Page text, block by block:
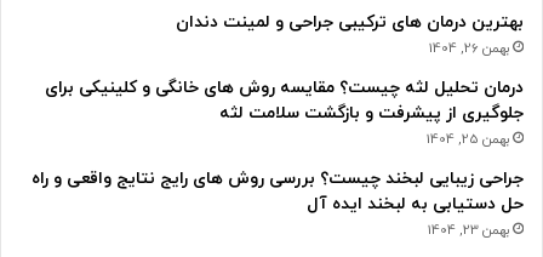
بهترین درمان های ترکیبی جراحی و لمینت دندان
بهمن 26, 1404
درمان تحلیل لثه چیست؟ مقایسه روش های خانگی و کلینیکی برای
جلوگیری از پیشرفت و بازگشت سلامت لثه
بهمن 25, 1404
جراحی زیبایی لبخند چیست؟ بررسی روش های رایج نتایج واقعی و راه
حل دستیابی به لبخند ایده آل
بهمن 23, 1404